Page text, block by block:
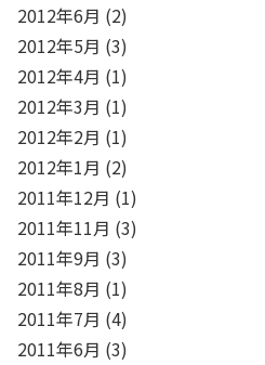
2012年6月 (2)
2012年5月 (3)
2012年4月 (1)
2012年3月 (1)
2012年2月 (1)
2012年1月 (2)
2011年12月 (1)
2011年11月 (3)
2011年9月 (3)
2011年8月 (1)
2011年7月 (4)
2011年6月 (3)